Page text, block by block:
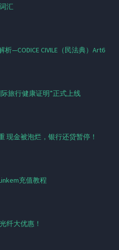
汇
—CODICE CIVILE（民法典）Art6
旅行健康证明”正式上线
现金被泡烂，银行还贷暂停！
充值教程
纤大优惠！